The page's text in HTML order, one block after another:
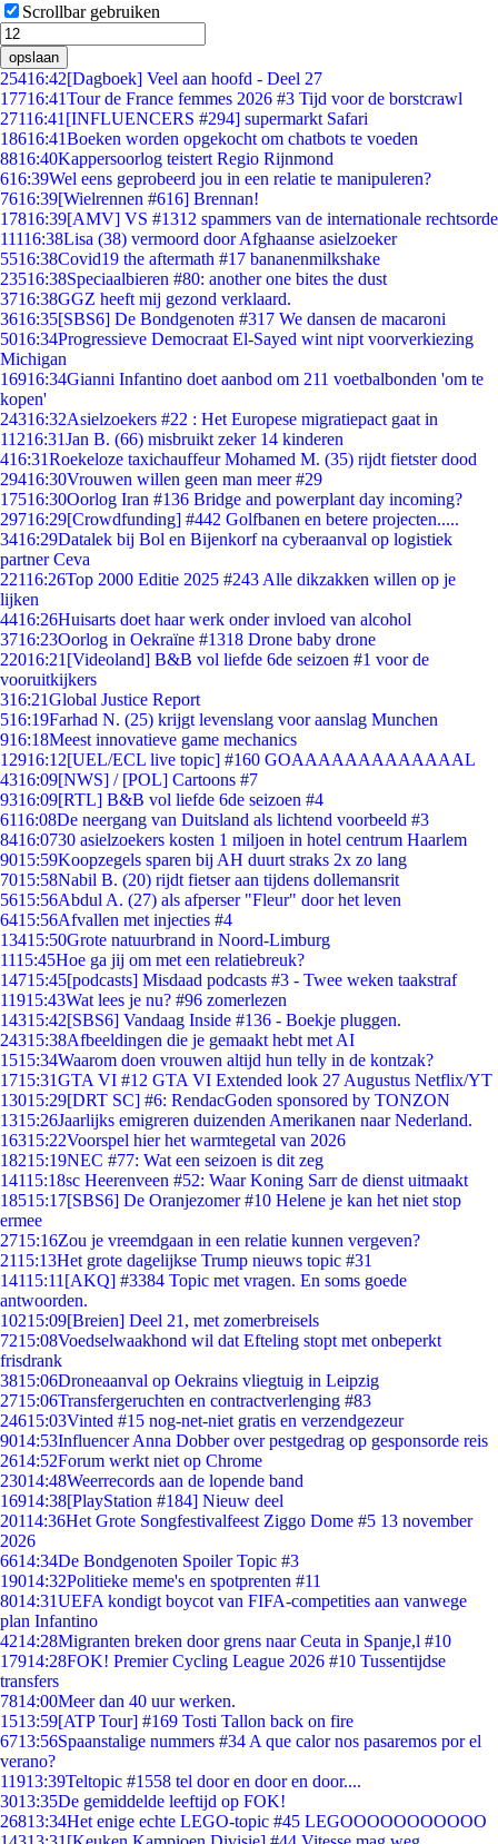
Scrollbar gebruiken
opslaan
25416:42[Dagboek] Veel aan hoofd - Deel 27
17716:41Tour de France femmes 2026 #3 Tijd voor de borstcrawl
27116:41 [INFLUENCERS #294] supermarkt Safari
18616:41Boeken worden opgekocht om chatbots te voeden
8816:40Kappersoorlog teistert Regio Rijnmond
616:39Wel eens geprobeerd jou in een relatie te manipuleren?
7616:39[Wielrennen #616] Brennan!
17816:39[AMV] VS #1312 spammers van de internationale rechtsorde
11116:38Lisa (38) vermoord door Afghaanse asielzoeker
5516:38Covid19 the aftermath #17 bananenmilkshake
23516:38Speciaalbieren #80: another one bites the dust
3716:38GGZ heeft mij gezond verklaard.
3616:35[SBS6] De Bondgenoten #317 We dansen de macaroni
5016:34Progressieve Democraat El-Sayed wint nipt voorverkiezing
Michigan
16916:34Gianni Infantino doet aanbod om 211 voetbalbonden 'om te
kopen'
24316:32Asielzoekers #22 : Het Europese migratiepact gaat in
11216:31Jan B. (66) misbruikt zeker 14 kinderen
416:31Roekeloze taxichauffeur Mohamed M. (35) rijdt fietster dood
29416:30Vrouwen willen geen man meer #29
17516:30Oorlog Iran #136 Bridge and powerplant day incoming?
29716:29[Crowdfunding] #442 Golfbanen en betere projecten.....
3416:29Datalek bij Bol en Bijenkorf na cyberaanval op logistiek
partner Ceva
22116:26Top 2000 Editie 2025 #243 Alle dikzakken willen op je
lijken
4416:26Huisarts doet haar werk onder invloed van alcohol
3716:23Oorlog in Oekraïne #1318 Drone baby drone
22016:21 [Videoland] B&B vol liefde 6de seizoen #1 voor de
vooruitkijkers
316:21Global Justice Report
516:19Farhad N. (25) krijgt levenslang voor aanslag Munchen
916:18Meest innovatieve game mechanics
12916:12[UEL/ECL live topic] #160 GOAAAAAAAAAAAAAL
4316:09[NWS] / [POL] Cartoons #7
9316:09[RTL] B&B vol liefde 6de seizoen #4
6116:08De neergang van Duitsland als lichtend voorbeeld #3
8416:0730 asielzoekers kosten 1 miljoen in hotel centrum Haarlem
9015:59Koopzegels sparen bij AH duurt straks 2x zo lang
7015:58Nabil B. (20) rijdt fietser aan tijdens dollemansrit
5615:56Abdul A. (27) als afperser "Fleur" door het leven
6415:56Afvallen met injecties #4
13415:50Grote natuurbrand in Noord-Limburg
1115:45Hoe ga jij om met een relatiebreuk?
14715:45[podcasts] Misdaad podcasts #3 - Twee weken taakstraf
11915:43Wat lees je nu? #96 zomerlezen
14315:42[SBS6] Vandaag Inside #136 - Boekje pluggen.
24315:38Afbeeldingen die je gemaakt hebt met AI
1515:34Waarom doen vrouwen altijd hun telly in de kontzak?
1715:31GTA VI #12 GTA VI Extended look 27 Augustus Netflix/YT
13015:29[DRT SC] #6: RendacGoden sponsored by TONZON
1315:26Jaarlijks emigreren duizenden Amerikanen naar Nederland.
16315:22Voorspel hier het warmtegetal van 2026
18215:19NEC #77: Wat een seizoen is dit zeg
14115:18sc Heerenveen #52: Waar Koning Sarr de dienst uitmaakt
18515:17[SBS6] De Oranjezomer #10 Helene je kan het niet stop
ermee
2715:16Zou je vreemdgaan in een relatie kunnen vergeven?
2115:13Het grote dagelijkse Trump nieuws topic #31
14115:11 [AKQ] #3384 Topic met vragen. En soms goede
antwoorden.
10215:09[Breien] Deel 21, met zomerbreisels
7215:08Voedselwaakhond wil dat Efteling stopt met onbeperkt
frisdrank
3815:06Droneaanval op Oekrains vliegtuig in Leipzig
2715:06Transfergeruchten en contractverlenging #83
24615:03Vinted #15 nog-net-niet gratis en verzendgezeur
9014:53Influencer Anna Dobber over pestgedrag op gesponsorde reis
2614:52Forum werkt niet op Chrome
23014:48Weerrecords aan de lopende band
16914:38[PlayStation #184] Nieuw deel
20114:36Het Grote Songfestivalfeest Ziggo Dome #5 13 november
2026
6614:34De Bondgenoten Spoiler Topic #3
19014:32Politieke meme's en spotprenten #11
8014:31UEFA kondigt boycot van FIFA-competities aan vanwege
plan Infantino
4214:28Migranten breken door grens naar Ceuta in Spanje,l #10
17914:28FOK! Premier Cycling League 2026 #10 Tussentijdse
transfers
7814:00Meer dan 40 uur werken.
1513:59[ATP Tour] #169 Tosti Tallon back on fire
6713:56Spaanstalige nummers #34 A que calor nos pasaremos por el
verano?
11913:39Teltopic #1558 tel door en door en door....
3013:35De gemiddelde leeftijd op FOK!
26813:34Het enige echte LEGO-topic #45 LEGOOOOOOOOOOO